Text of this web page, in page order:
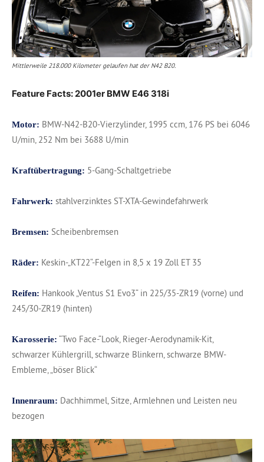
Mittlerweile 218.000 Kilometer gelaufen hat der N42 B20.
Feature Facts: 2001er BMW E46 318i
Motor: BMW-N42-B20-Vierzylinder, 1995 ccm, 176 PS bei 6046
U/min, 252 Nm bei 3688 U/min
Kraftübertragung: 5-Gang-Schaltgetriebe
Fahrwerk: stahlverzinktes ST-XTA-Gewindefahrwerk
Bremsen: Scheibenbremsen
Räder: Keskin-„KT22“-Felgen in 8,5 x 19 Zoll ET 35
Reifen: Hankook „Ventus S1 Evo3“ in 225/35-ZR19 (vorne) und
245/30-ZR19 (hinten)
Karosserie: “Two Face-“Look, Rieger-Aerodynamik-Kit,
schwarzer Kühlergrill, schwarze Blinkern, schwarze BMW-
Embleme, „böser Blick“
Innenraum: Dachhimmel, Sitze, Armlehnen und Leisten neu
bezogen